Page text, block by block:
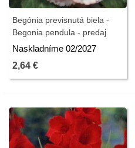
Begónia previsnutá biela -
Begonia pendula - predaj
cibuľovín - 2 ks
Naskladníme 02/2027
2,64 €